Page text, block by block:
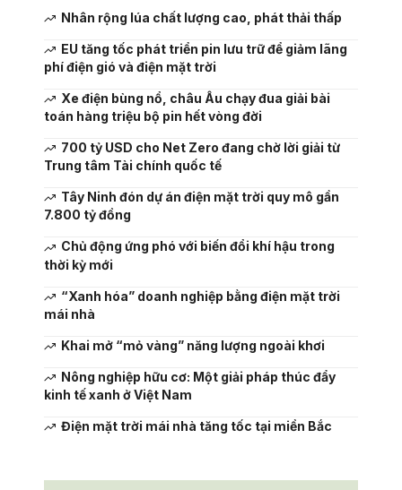
Nhân rộng lúa chất lượng cao, phát thải thấp
EU tăng tốc phát triển pin lưu trữ để giảm lãng
phí điện gió và điện mặt trời
Xe điện bùng nổ, châu Âu chạy đua giải bài
toán hàng triệu bộ pin hết vòng đời
700 tỷ USD cho Net Zero đang chờ lời giải từ
Trung tâm Tài chính quốc tế
Tây Ninh đón dự án điện mặt trời quy mô gần
7.800 tỷ đồng
Chủ động ứng phó với biến đổi khí hậu trong
thời kỳ mới
“Xanh hóa” doanh nghiệp bằng điện mặt trời
mái nhà
Khai mở “mỏ vàng” năng lượng ngoài khơi
Nông nghiệp hữu cơ: Một giải pháp thúc đẩy
kinh tế xanh ở Việt Nam
Điện mặt trời mái nhà tăng tốc tại miền Bắc